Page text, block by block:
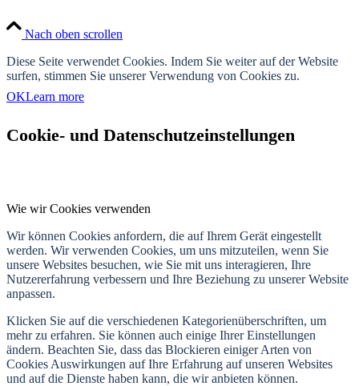
Nach oben scrollen
Diese Seite verwendet Cookies. Indem Sie weiter auf der Website
surfen, stimmen Sie unserer Verwendung von Cookies zu.
OKLearn more
Cookie- und Datenschutzeinstellungen
Wie wir Cookies verwenden
Wir können Cookies anfordern, die auf Ihrem Gerät eingestellt
werden. Wir verwenden Cookies, um uns mitzuteilen, wenn Sie
unsere Websites besuchen, wie Sie mit uns interagieren, Ihre
Nutzererfahrung verbessern und Ihre Beziehung zu unserer Website
anpassen.
Klicken Sie auf die verschiedenen Kategorienüberschriften, um
mehr zu erfahren. Sie können auch einige Ihrer Einstellungen
ändern. Beachten Sie, dass das Blockieren einiger Arten von
Cookies Auswirkungen auf Ihre Erfahrung auf unseren Websites
und auf die Dienste haben kann, die wir anbieten können.